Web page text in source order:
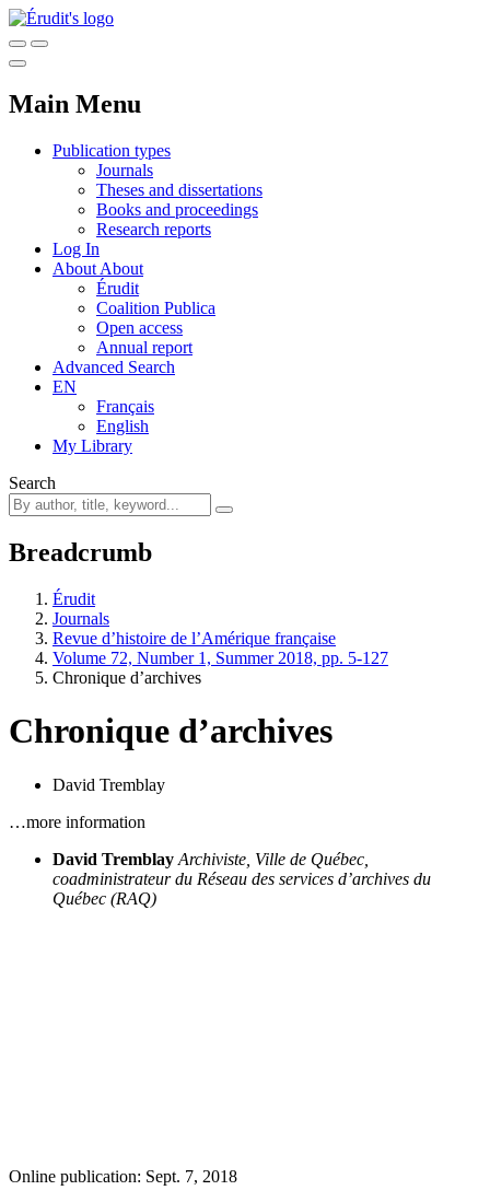
Main Menu
Publication types
Journals
Theses and dissertations
Books and proceedings
Research reports
Log In
About About
Érudit
Coalition Publica
Open access
Annual report
Advanced Search
EN
Français
English
My Library
Search
Breadcrumb
Érudit
Journals
Revue d’histoire de l’Amérique française
Volume 72, Number 1, Summer 2018, pp. 5-127
Chronique d’archives
Chronique d’archives
David Tremblay
…more information
David Tremblay Archiviste, Ville de Québec,
coadministrateur du Réseau des services d’archives du
Québec (RAQ)
Online publication: Sept. 7, 2018